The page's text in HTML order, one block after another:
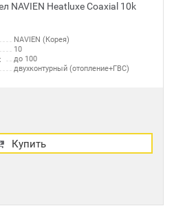
NAVIEN Heatluxe Coaxial 10k
NAVIEN (Корея)
10
до 100
двухконтурный (отопление+ГВС)
Купить